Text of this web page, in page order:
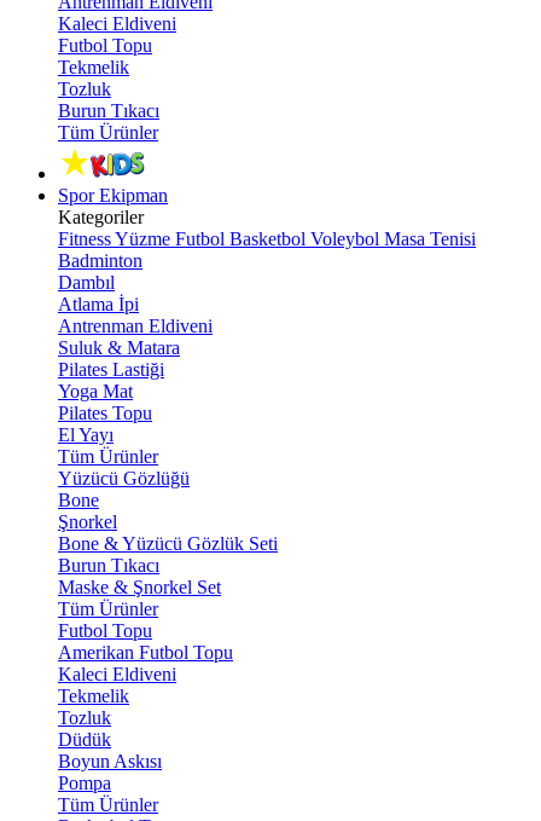
Kaleci Eldiveni
Futbol Topu
Tekmelik
Tozluk
Burun Tıkacı
Tüm Ürünler
Spor Ekipman
Kategoriler
FitnessYüzme Futbol Basketbol Voleybol Masa Tenisi
Badminton
Dambıl
Atlama İpi
Antrenman Eldiveni
Suluk & Matara
Pilates Lastiği
Yoga Mat
Pilates Topu
El Yayı
Tüm Ürünler
Yüzücü Gözlüğü
Bone
Şnorkel
Bone & Yüzücü Gözlük Seti
Burun Tıkacı
Maske & Şnorkel Set
Tüm Ürünler
Futbol Topu
Amerikan Futbol Topu
Kaleci Eldiveni
Tekmelik
Tozluk
Düdük
Boyun Askısı
Pompa
Tüm Ürünler